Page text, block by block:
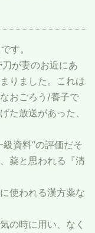
す。
が妻のお近にあ
りました。これは
おごろう/養子で
た放送があった、
資料”の評価だそ
薬と思われる『清
使われる漢方薬な
の時に用い、なく